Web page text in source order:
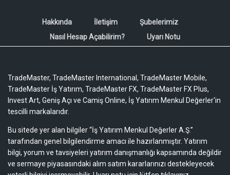
Hakkında İletişim
Şubelerimiz
Nasıl Hesap Açabilirim?
Uyarı Notu
TradeMaster, TradeMaster International, TradeMaster Mobile,
TradeMaster İş Yatırım, TradeMaster FX, TradeMaster FX Plus,
Invest Art, Geniş Açı ve Camiş Online, İş Yatırım Menkul Değerler'in
tescilli markalarıdır.
Bu sitede yer alan bilgiler “İş Yatırım Menkul Değerler A.Ş.”
tarafından genel bilgilendirme amacı ile hazırlanmıştır. Yatırım
bilgi, yorum ve tavsiyeleri yatırım danışmanlığı kapsamında değildir
ve sermaye piyasasındaki alım satım kararlarınızı destekleyecek